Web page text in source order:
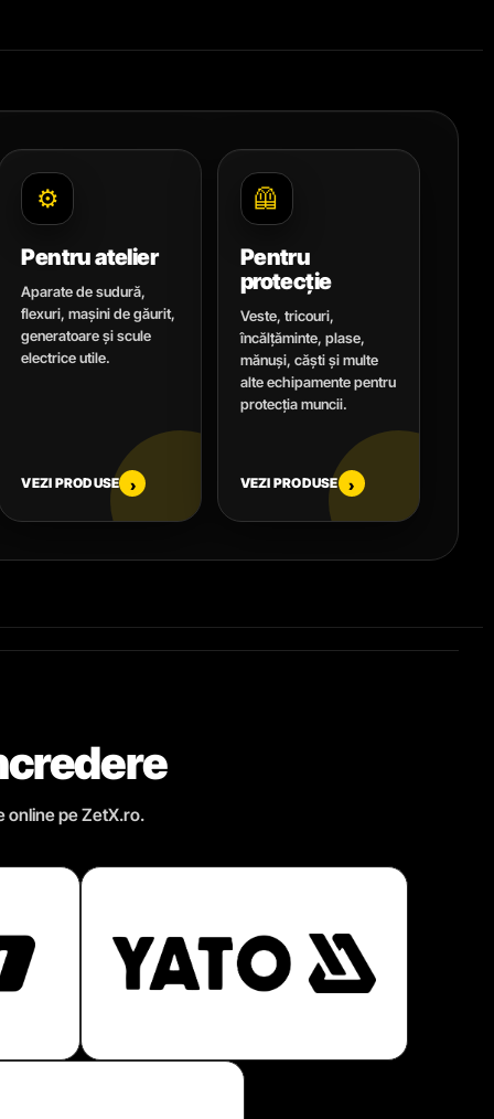
⚙️
Pentru atelier
Aparate de sudură,
flexuri, mașini de găurit,
generatoare și scule
electrice utile.
VEZI PRODUSE ›
🦺
Pentru
protecție
Veste, tricouri,
încălțăminte, plase,
mănuși, căști și multe
alte echipamente pentru
protecția muncii.
VEZI PRODUSE ›
online pe ZetX.ro.